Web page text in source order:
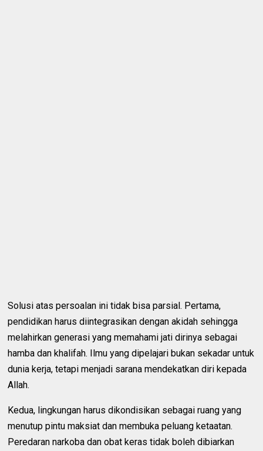
Solusi atas persoalan ini tidak bisa parsial. Pertama,
pendidikan harus diintegrasikan dengan akidah sehingga
melahirkan generasi yang memahami jati dirinya sebagai
hamba dan khalifah. Ilmu yang dipelajari bukan sekadar untuk
dunia kerja, tetapi menjadi sarana mendekatkan diri kepada
Allah.
Kedua, lingkungan harus dikondisikan sebagai ruang yang
menutup pintu maksiat dan membuka peluang ketaatan.
Peredaran narkoba dan obat keras tidak boleh dibiarkan